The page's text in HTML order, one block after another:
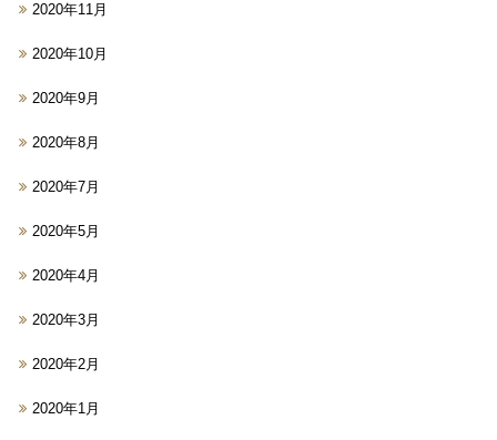
2020年11月
2020年10月
2020年9月
2020年8月
2020年7月
2020年5月
2020年4月
2020年3月
2020年2月
2020年1月